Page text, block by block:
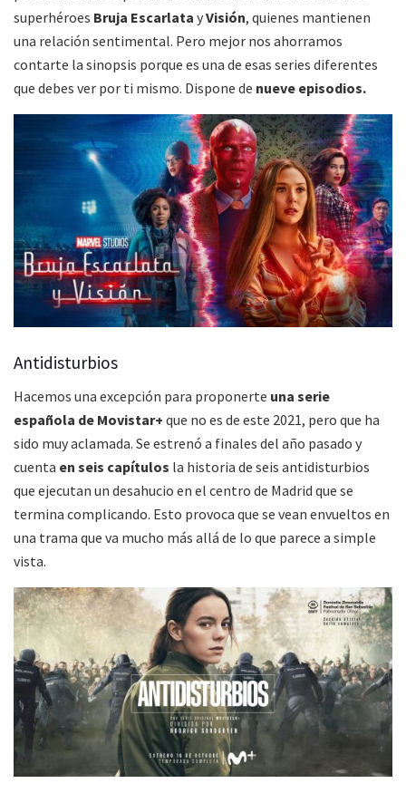
superhéroes Bruja Escarlata yVisión, quienes mantienen
una relación sentimental. Pero mejor nos ahorramos
contarte la sinopsis porque es una de esas series diferentes
que debes ver por ti mismo. Dispone de nueve episodios.
Antidisturbios
Hacemos una excepción para proponerte una serie
española de Movistar+ que no es de este 2021, pero que ha
sido muy aclamada. Se estrenó a finales del año pasado y
cuenta en seis capítulos la historia de seis antidisturbios
que ejecutan un desahucio en el centro de Madrid que se
termina complicando. Esto provoca que se vean envueltos en
una trama que va mucho más allá de lo que parece a simple
vista.